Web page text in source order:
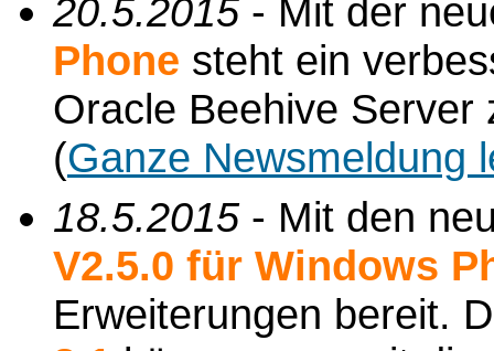
20.5.2015- Mit der
Phone steht ein
Oracle Beehive Server
(Ganze Newsmeldung
18.5.2015- Mit den
V2.5.0 für Windows
Erweiterungen bereit.